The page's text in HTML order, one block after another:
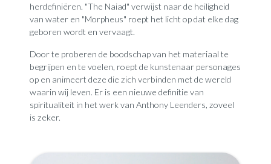
herdefiniëren. "The Naiad" verwijst naar de heiligheid
van water en "Morpheus" roept het licht op dat elke dag
geboren wordt en vervaagt.
Door te proberen de boodschap van het materiaal te
begrijpen en te voelen, roept de kunstenaar personages
op en animeert deze die zich verbinden met de wereld
waarin wij leven. Er is een nieuwe definitie van
spiritualiteit in het werk van Anthony Leenders, zoveel
is zeker.